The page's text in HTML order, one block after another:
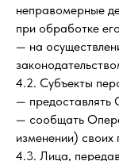
неправомерные
при обработке
— на
4.2. Субъекты
— предоставлять
— сообщать
изменении) своих
4.3. Лица,